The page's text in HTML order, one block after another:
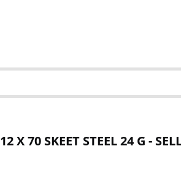
12 X 70 SKEET STEEL 24 G -